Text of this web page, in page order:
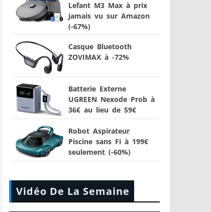
Lefant M3 Max à prix
jamais vu sur Amazon
(-67%)
Casque Bluetooth
ZOVIMAX à -72%
Batterie Externe
UGREEN Nexode Prob à
36€ au lieu de 59€
Robot Aspirateur
Piscine sans Fi à 199€
seulement (-60%)
Vidéo De La Semaine